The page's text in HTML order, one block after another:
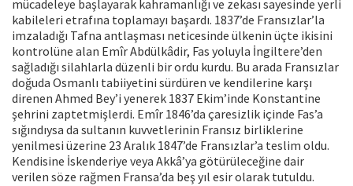
mücadeleye başlayarak kahramanlığı ve zekası sayesinde yerli
kabileleri etrafına toplamayı başardı. 1837’de Fransızlar’la
imzaladığı Tafna antlaşması neticesinde ülkenin üçte ikisini
kontrolüne alan Emîr Abdülkâdir, Fas yoluyla İngiltere’den
sağladığı silahlarla düzenli bir ordu kurdu. Bu arada Fransızlar
doğuda Osmanlı tabiiyetini sürdüren ve kendilerine karşı
direnen Ahmed Bey’i yenerek 1837 Ekim’inde Konstantine
şehrini zaptetmişlerdi. Emîr 1846’da çaresizlik içinde Fas’a
sığındıysa da sultanın kuvvetlerinin Fransız birliklerine
yenilmesi üzerine 23 Aralık 1847’de Fransızlar’a teslim oldu.
Kendisine İskenderiye veya Akkâ’ya götürüleceğine dair
verilen söze rağmen Fransa’da beş yıl esir olarak tutuldu.